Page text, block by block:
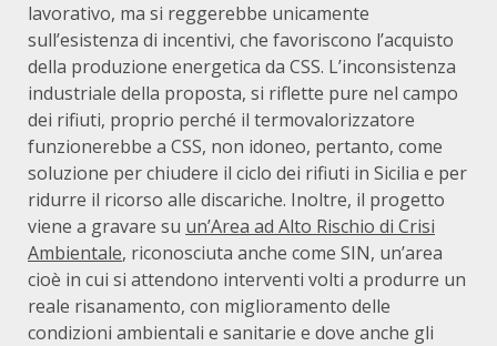
lavorativo, ma si reggerebbe unicamente
sull’esistenza di incentivi, che favoriscono l’acquisto
della produzione energetica da CSS. L’inconsistenza
industriale della proposta, si riflette pure nel campo
dei rifiuti, proprio perché il termovalorizzatore
funzionerebbe a CSS, non idoneo, pertanto, come
soluzione per chiudere il ciclo dei rifiuti in Sicilia e per
ridurre il ricorso alle discariche. Inoltre, il progetto
viene a gravare su un’Area ad Alto Rischio di Crisi
Ambientale, riconosciuta anche come SIN, un’area
cioè in cui si attendono interventi volti a produrre un
reale risanamento, con miglioramento delle
condizioni ambientali e sanitarie e dove anche gli